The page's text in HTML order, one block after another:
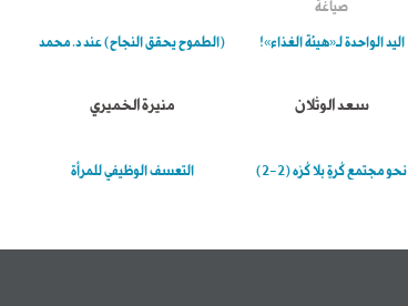
صياغة
اليد الواحدة لـ«هيئة الغذاء»! (الطموح يحقق النجاح) عند د. محمد
سعد الوثلان
نحو مجتمع كُرةٍ بلا كُرْه (2-2)
منيرة الخميري
التعسف الوظيفي للمرأة